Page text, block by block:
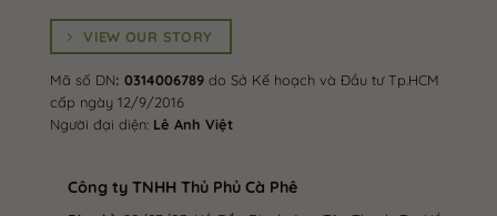
VIEW OUR STORY
Mã số DN: 0314006789do Sở Kế hoạch và Đầu tư Tp.HCM
cấp ngày 12/9/2016
Người đại diện: Lê Anh Việt
Công ty TNHH Thủ Phủ Cà Phê